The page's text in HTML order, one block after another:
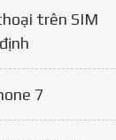
trên SIM
7